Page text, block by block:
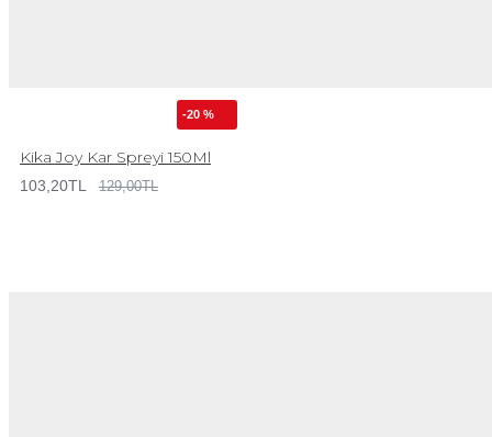
-20 %
Kika Joy Kar Spreyi 150Ml
103,20TL 129,00TL